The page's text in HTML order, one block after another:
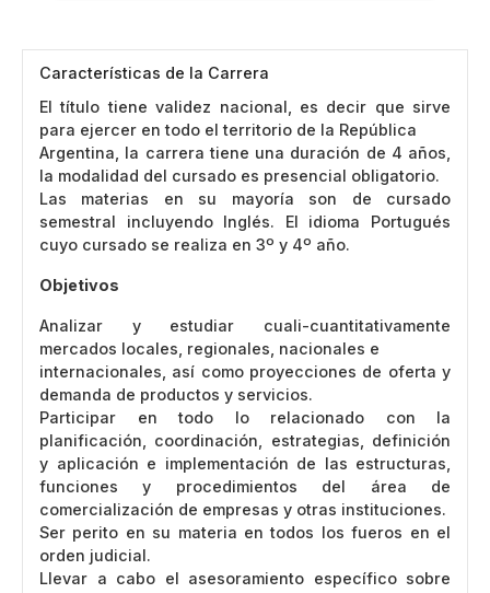
Características de la Carrera
El título tiene validez nacional, es decir que sirve
para ejercer en todo el territorio de la República
Argentina, la carrera tiene una duración de 4 años,
la modalidad del cursado es presencial obligatorio.
Las materias en su mayoría son de cursado
semestral incluyendo Inglés. El idioma Portugués
cuyo cursado se realiza en 3º y 4º año.
Objetivos
Analizar y estudiar cuali-cuantitativamente
mercados locales, regionales, nacionales e
internacionales, así como proyecciones de oferta y
demanda de productos y servicios.
Participar en todo lo relacionado con la
planificación, coordinación, estrategias, definición
y aplicación e implementación de las estructuras,
funciones y procedimientos del área de
comercialización de empresas y otras instituciones.
Ser perito en su materia en todos los fueros en el
orden judicial.
Llevar a cabo el asesoramiento específico sobre